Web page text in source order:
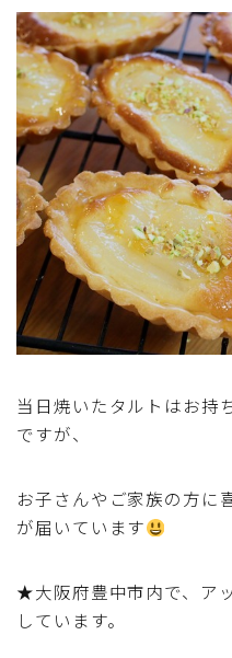
ハム・ベーコン・ソーセー
豆腐・厚揚げ・油揚げ・
缶詰料理(ツナ・サバ・い
等)
行事食(おせち・ハロウィン
供の日・七夕等)
乾物・海藻・麩料理
漬物・ピクルス・保存食・
圧力鍋使用の料理
ドリンク・シロップ・ジャム
当日焼いたタルトはお持
ですが、
お子さんやご家族の方に
が届いています
★大阪府豊中市内で、ア
しています。